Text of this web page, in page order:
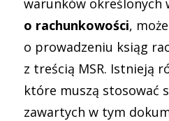
o rachunkowości,
o prowadzeniu ksiąg
z treścią MSR. Istnieją
które muszą stosować
zawartych w tym